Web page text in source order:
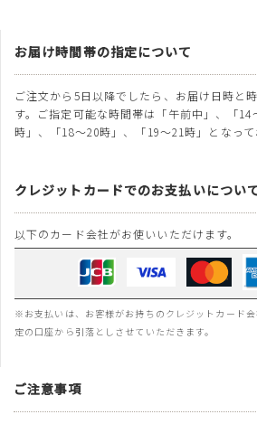
お届け時間帯の指定について
ご注文から5日以降でしたら、お届け日時と
す。ご指定可能な時間帯は「午前中」、「14
時」、「18～20時」、「19～21時」となって
クレジットカードでのお支払いについ
以下のカード会社がお使いいただけます。
※お支払いは、お客様がお持ちのクレジットカード
定の口座から引落としさせていただきます。
ご注意事項